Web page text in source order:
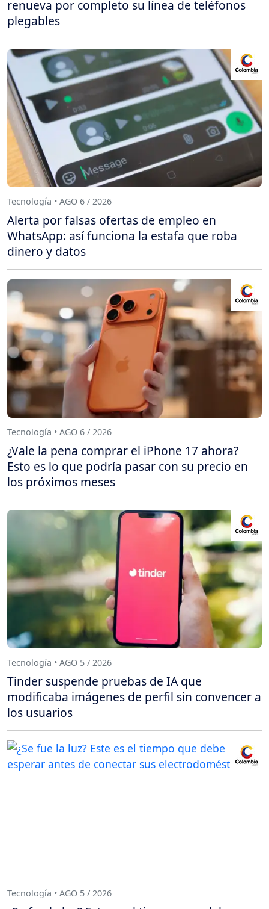
renueva por completo su línea de teléfonos
plegables
Tecnología • AGO 6 / 2026
Alerta por falsas ofertas de empleo en
WhatsApp: así funciona la estafa que roba
dinero y datos
Tecnología • AGO 6 / 2026
¿Vale la pena comprar el iPhone 17 ahora?
Esto es lo que podría pasar con su precio en
los próximos meses
Tecnología • AGO 5 / 2026
Tinder suspende pruebas de IA que
modificaba imágenes de perfil sin convencer a
los usuarios
Tecnología • AGO 5 / 2026